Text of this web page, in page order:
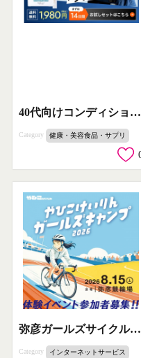
40代向けコンディション改善サプリ「ラクティス」
Category 健康・美容食品・サプリ
弥彦ガールズサイクルキャンプ
Category インターネットサービス